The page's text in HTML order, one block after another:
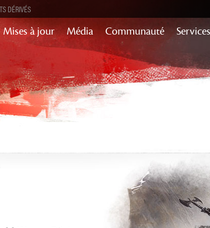
DÉRIVÉS
Mises à jour Média Communauté Services